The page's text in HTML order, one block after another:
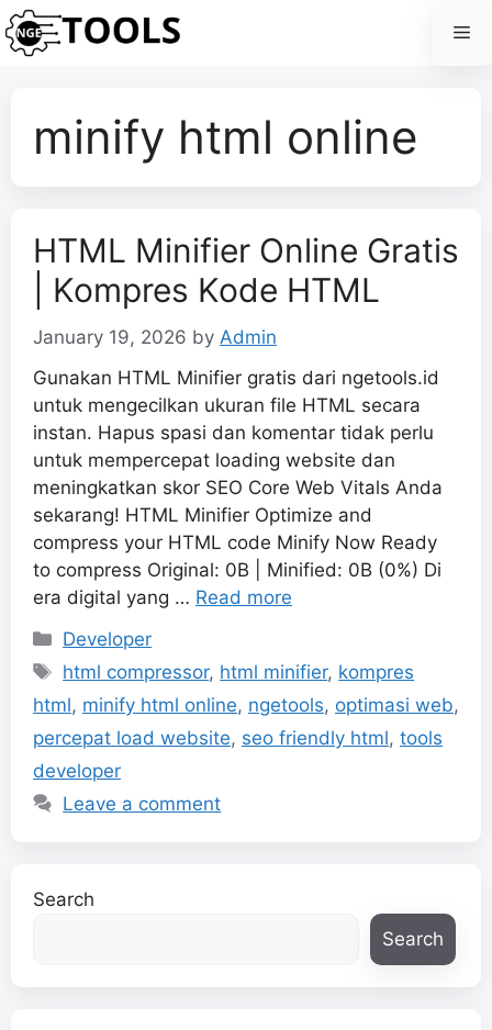
Skip
to
minify html online
HTML Minifier Online Gratis
| Kompres Kode HTML
January 19, 2026 by Admin
Gunakan HTML Minifier gratis dari ngetools.id
untuk mengecilkan ukuran file HTML secara
instan. Hapus spasi dan komentar tidak perlu
untuk mempercepat loading website dan
meningkatkan skor SEO Core Web Vitals Anda
sekarang! HTML Minifier Optimize and
compress your HTML code Minify Now Ready
to compress Original: 0B | Minified: 0B (0%) ​Di
era digital yang … Read more
Categories
Developer
Tags
html compressor, html minifier, kompres
html, minify html online, ngetools, optimasi web,
percepat load website, seo friendly html, tools
developer
Leave a comment
Search
Search